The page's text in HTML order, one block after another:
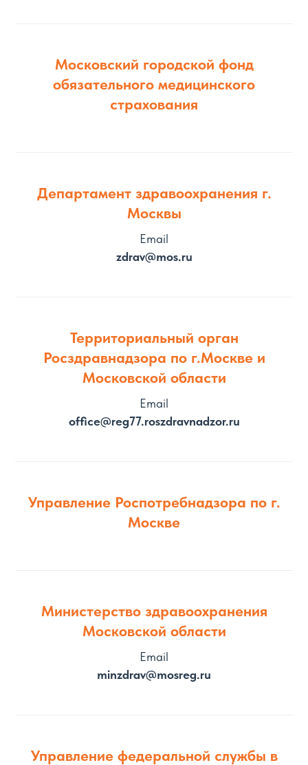
Московский городской фонд
обязательного медицинского
страхования
Департамент здравоохранения г.
Москвы
Email
zdrav@mos.ru
Территориальный орган
Росздравнадзора по г.Москве и
Московской области
Email
office@reg77.roszdravnadzor.ru
Управление Роспотребнадзора по г.
Москве
Министерство здравоохранения
Московской области
Email
minzdrav@mosreg.ru
Управление федеральной службы в